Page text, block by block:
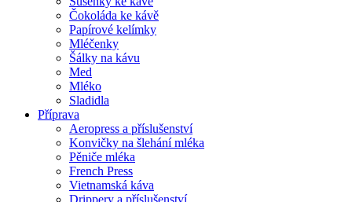
Čokoláda ke kávě
Papírové kelímky
Mléčenky
Šálky na kávu
Med
Mléko
Sladidla
Příprava
Aeropress a příslušenství
Konvičky na šlehání mléka
Pěniče mléka
French Press
Vietnamská káva